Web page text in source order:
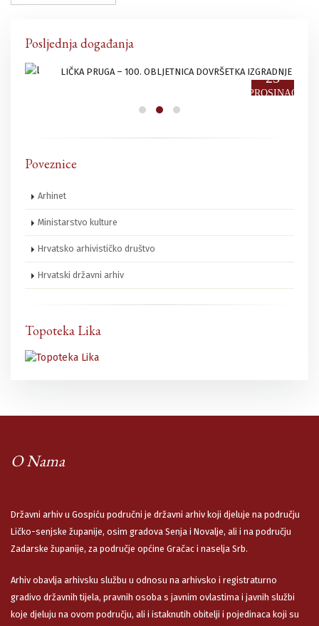
Posljednja događanja
25
PROSINAC
LIČKA PRUGA – 100. OBLJETNICA DOVRŠETKA IZGRADNJE
Poveznice
Arhinet
Ministarstvo kulture
Hrvatsko arhivističko društvo
Hrvatski državni arhiv
Topoteka Lika
O Nama
Državni arhiv u Gospiću područni je državni arhiv koji djeluje na području
Ličko-senjske županije, osim gradova Senja i Novalje, ali i na području
Zadarske županije, za područje općine Gračac i naselja Srb.
Arhiv obavlja arhivsku službu u odnosu na arhivsko i registraturno
gradivo državnih tijela, pravnih osoba s javnim ovlastima i javnih službi
koje djeluju na ovom području, ali i istaknutih obitelji i pojedinaca koji su